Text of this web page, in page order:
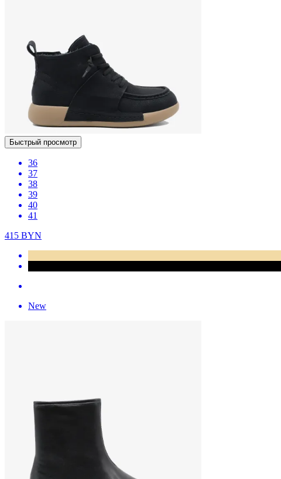
Быстрый просмотр
36
37
38
39
40
41
415 BYN
New